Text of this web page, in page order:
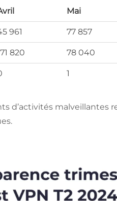
Mai
961 77 857
820 78 040
1
d’activités malveillantes